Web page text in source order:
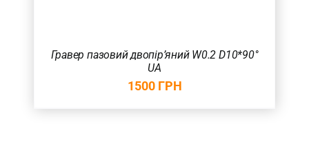
Гравер пазовий двопір’яний W0.2 D10*90°
UA
1500 ГРН